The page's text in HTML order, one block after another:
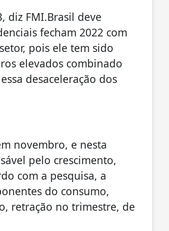
diz FMI.Brasil deve
fecham 2022 com
pois ele tem sido
elevados combinado
desaceleração dos
novembro, e nesta
pelo crescimento,
com a pesquisa, a
do consumo,
retração no trimestre, de